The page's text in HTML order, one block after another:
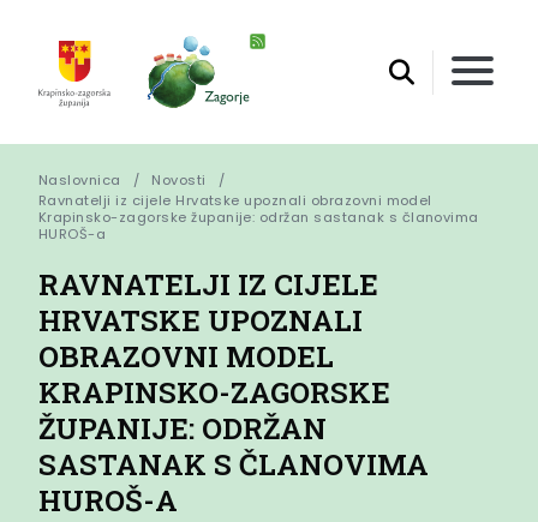
Naslovnica
Novosti
Ravnatelji iz cijele Hrvatske upoznali obrazovni model
Krapinsko-zagorske županije: održan sastanak s članovima
HUROŠ-a
RAVNATELJI IZ CIJELE
HRVATSKE UPOZNALI
OBRAZOVNI MODEL
KRAPINSKO-ZAGORSKE
ŽUPANIJE: ODRŽAN
SASTANAK S ČLANOVIMA
HUROŠ-A